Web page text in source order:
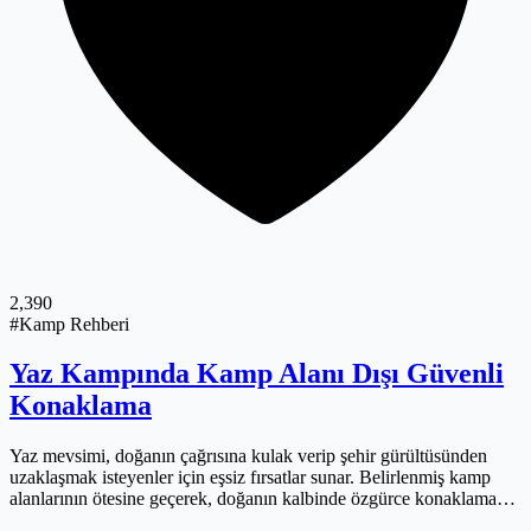
2,390
#Kamp Rehberi
Yaz Kampında Kamp Alanı Dışı Güvenli
Konaklama
Yaz mevsimi, doğanın çağrısına kulak verip şehir gürültüsünden
uzaklaşmak isteyenler için eşsiz fırsatlar sunar. Belirlenmiş kamp
alanlarının ötesine geçerek, doğanın kalbinde özgürce konaklama